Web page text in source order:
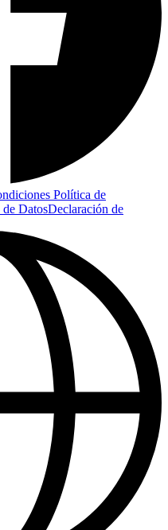
Política de
DatosDeclaración de